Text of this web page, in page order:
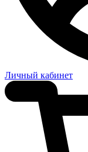
Личный кабинет